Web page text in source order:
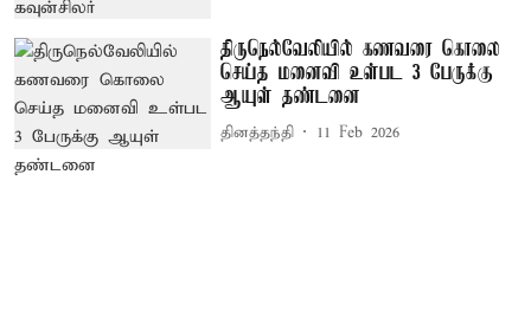
திருநெல்வேலியில் கணவரை கொலை
செய்த மனைவி உள்பட 3 பேருக்கு
ஆயுள் தண்டனை
தினத்தந்தி 11 Feb 2026